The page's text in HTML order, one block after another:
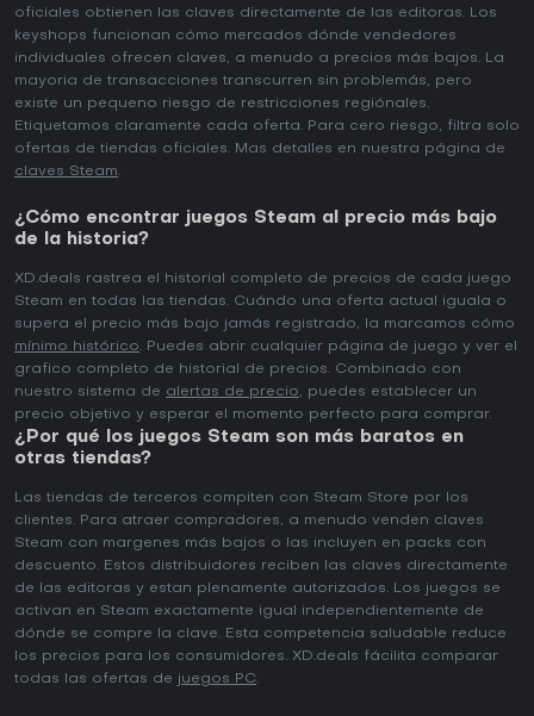
oficiales obtienen las claves directamente de las editoras. Los
keyshops funcionan cómo mercados dónde vendedores
individuales ofrecen claves, a menudo a precios más bajos. La
mayoria de transacciones transcurren sin problemás, pero
existe un pequeno riesgo de restricciones regiónales.
Etiquetamos claramente cada oferta. Para cero riesgo, filtra solo
ofertas de tiendas oficiales. Mas detalles en nuestra página de
claves Steam.
¿Cómo encontrar juegos Steam al precio más bajo
de la historia?
XD.deals rastrea el historial completo de precios de cada juego
Steam en todas las tiendas. Cuándo una oferta actual iguala o
supera el precio más bajo jamás registrado, la marcamos cómo
mínimo histórico. Puedes abrir cualquier página de juego y ver el
grafico completo de historial de precios. Combinado con
nuestro sistema de alertas de precio, puedes establecer un
precio objetivo y esperar el momento perfecto para comprar.
¿Por qué los juegos Steam son más baratos en
otras tiendas?
Las tiendas de terceros compiten con Steam Store por los
clientes. Para atraer compradores, a menudo venden claves
Steam con margenes más bajos o las incluyen en packs con
descuento. Estos distribuidores reciben las claves directamente
de las editoras y estan plenamente autorizados. Los juegos se
activan en Steam exactamente igual independientemente de
dónde se compre la clave. Esta competencia saludable reduce
los precios para los consumidores. XD.deals fácilita comparar
todas las ofertas de juegos PC.